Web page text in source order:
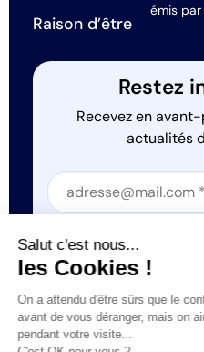
Raison d’être
émis
Restez
Recevez en
actualités
Section
Section
J'accepte que
Salut c'est nous...
les Cookies !
On a attendu d'être sûrs que le
avant de vous déranger, mais on
pendant votre visite...